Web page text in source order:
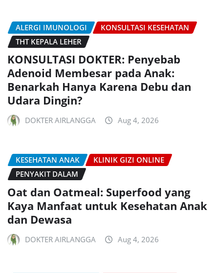
ALERGI IMUNOLOGI
KONSULTASI KESEHATAN
THT KEPALA LEHER
KONSULTASI DOKTER: Penyebab
Adenoid Membesar pada Anak:
Benarkah Hanya Karena Debu dan
Udara Dingin?
DOKTER AIRLANGGA Aug 4, 2026
KESEHATAN ANAK
KLINIK GIZI ONLINE
PENYAKIT DALAM
Oat dan Oatmeal: Superfood yang
Kaya Manfaat untuk Kesehatan Anak
dan Dewasa
DOKTER AIRLANGGA Aug 4, 2026